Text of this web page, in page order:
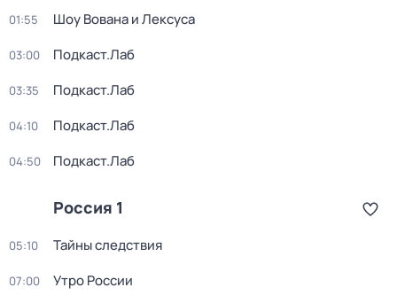
01:55 Шоу Вована и Лексуса
03:00 Подкаст.Лаб
03:35 Подкаст.Лаб
04:10 Подкаст.Лаб
04:50 Подкаст.Лаб
Россия 1
05:10 Тайны следствия
07:00 Утро России